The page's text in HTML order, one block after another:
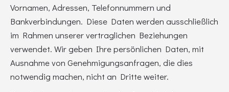
Vornamen, Adressen, Telefonnummern und
Bankverbindungen. Diese Daten werden ausschließlich
im Rahmen unserer vertraglichen Beziehungen
verwendet. Wir geben Ihre persönlichen Daten, mit
Ausnahme von Genehmigungsanfragen, die dies
notwendig machen, nicht an Dritte weiter.